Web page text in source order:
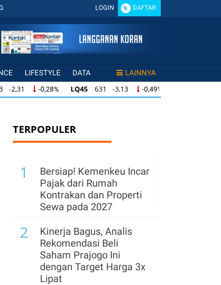
LOGIN DAFTAR
LIFESTYLE DATA LAINNYA
LQ45 631 -3,13 -0,49% ISSI 219 -0,63
LQ45 631 -3,13 -0,49% ISSI 219 -0,63
TERPOPULER
1
Bersiap! Kemenkeu Incar
Pajak dari Rumah
Kontrakan dan Properti
Sewa pada 2027
2
Kinerja Bagus, Analis
Rekomendasi Beli
Saham Prajogo Ini
dengan Target Harga 3x
Lipat